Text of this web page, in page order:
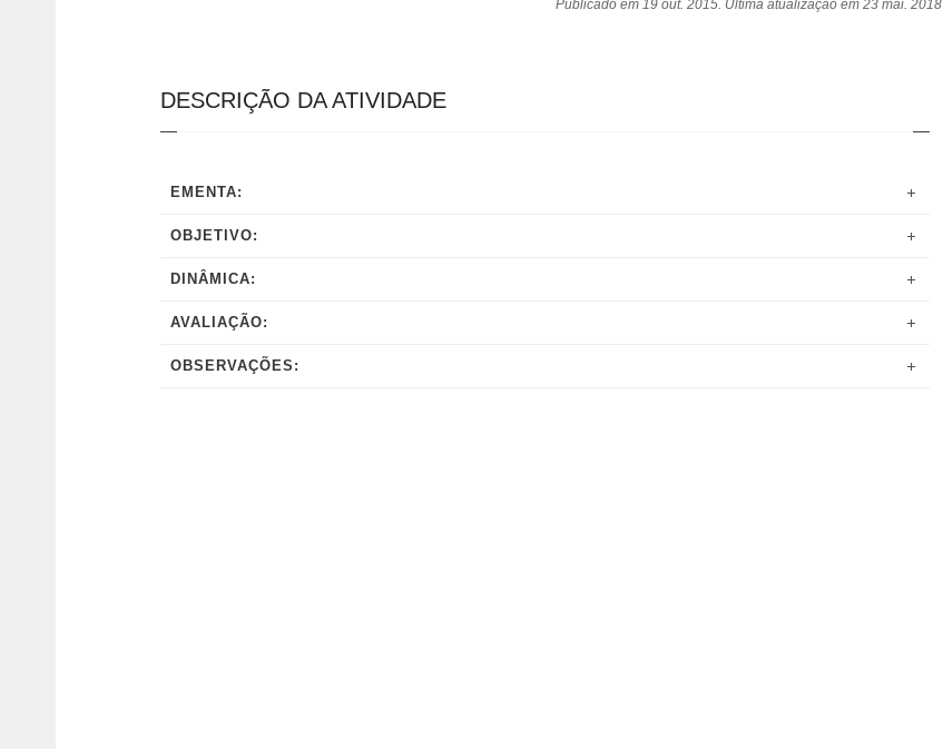
Publicado em 19 out. 2015. Última atualização em 23 mai. 2018
DESCRIÇÃO DA ATIVIDADE
EMENTA:
OBJETIVO:
DINÂMICA:
AVALIAÇÃO:
OBSERVAÇÕES: